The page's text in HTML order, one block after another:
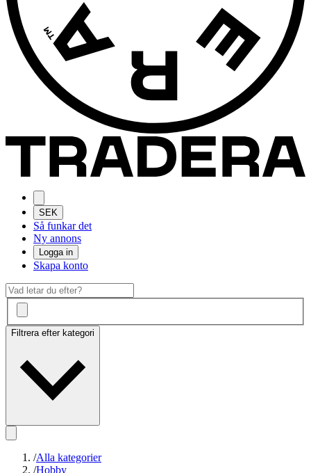
SEK
Så funkar det
Ny annons
Logga in
Skapa konto
Filtrera efter kategori
/Alla kategorier
/Hobby